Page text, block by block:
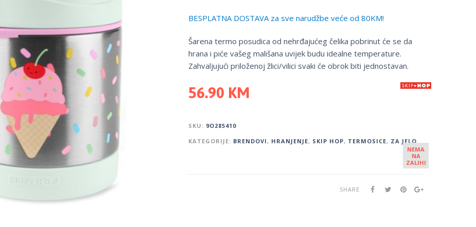
BESPLATNA DOSTAVA za sve narudžbe veće od 80KM!
Šarena termo posudica od nehrđajućeg čelika pobrinut će se da
hrana i piće vašeg mališana uvijek budu idealne temperature.
Zahvaljujući priloženoj žlici/vilici svaki će obrok biti jednostavan.
56.90 KM
SKU: 9O285410
KATEGORIJE: BRENDOVI, HRANJENJE, SKIP HOP, TERMOSICE, ZA JELO
SHARE
NEMA
NA
ZALIHI